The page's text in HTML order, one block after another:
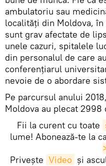
ambulatoriu sau
localități din Moldova, în
sunt grav afectate de
unele cazuri, spitalele
din personalul de care
conferențiarul
nevoie de o abordare
Pe parcursul anului
Moldova au plecat 2998
Fii la curent cu toate
lume! Abonează-te la
Privește Video și